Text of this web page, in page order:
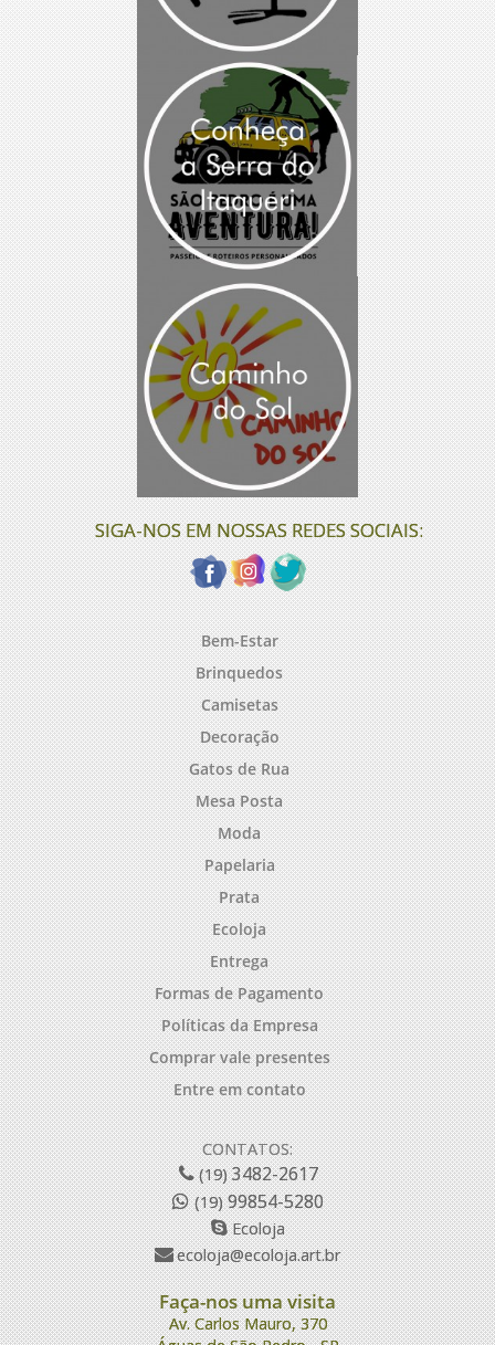
SIGA-NOS EM NOSSAS REDES SOCIAIS:
Bem-Estar
Brinquedos
Camisetas
Decoração
Gatos de Rua
Mesa Posta
Moda
Papelaria
Prata
Ecoloja
Entrega
Formas de Pagamento
Políticas da Empresa
Comprar vale presentes
Entre em contato
CONTATOS:
(19)3482-2617
(19)99854-5280
Ecoloja
ecoloja@ecoloja.art.br
Faça-nos uma visita
Av. Carlos Mauro, 370